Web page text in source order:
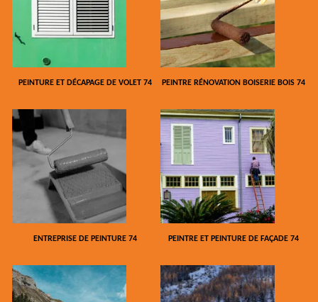
PEINTURE ET DÉCAPAGE DE VOLET 74 PEINTRE RÉNOVATION BOISERIE BOIS 74
ENTREPRISE DE PEINTURE 74 PEINTRE ET PEINTURE DE FAÇADE 74